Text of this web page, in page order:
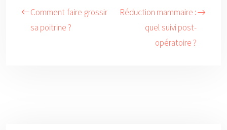
Comment faire grossir
sa poitrine ?
Réduction mammaire :
quel suivi post-
opératoire ?